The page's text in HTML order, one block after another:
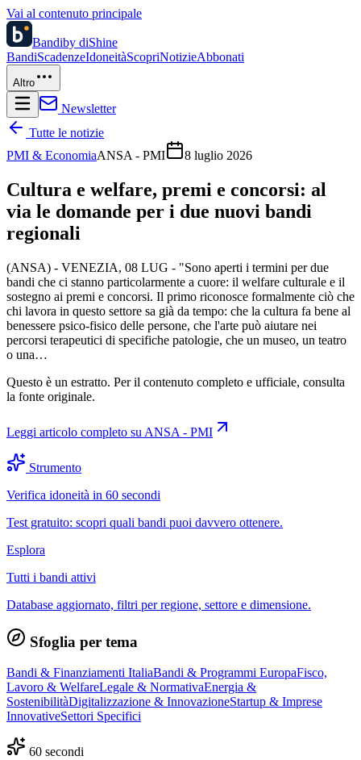
Vai al contenuto principale
Bandiby diShine
BandiScadenzeIdoneitàScopriNotizieAbbonati
Altro
Newsletter
Tutte le notizie
PMI & EconomiaANSA - PMI 8 luglio 2026
Cultura e welfare, premi e concorsi: al
via le domande per i due nuovi bandi
regionali
(ANSA) - VENEZIA, 08 LUG - "Sono aperti i termini per due
bandi che ci stanno particolarmente a cuore: il welfare culturale e il
sostegno ai premi e concorsi. Il primo riconosce formalmente ciò che
chi lavora in questo settore sa già da tempo: che la cultura fa bene al
benessere psico-fisico delle persone, che l'arte può aiutare nei
percorsi terapeutici di specifiche patologie, che un museo, un teatro
o una…
Questo è un estratto. Per il contenuto completo e ufficiale, consulta
la fonte originale.
Leggi articolo completo su ANSA - PMI
Strumento
Verifica idoneità in 60 secondi
Test gratuito: scopri quali bandi puoi davvero ottenere.
Esplora
Tutti i bandi attivi
Database aggiornato, filtri per regione, settore e dimensione.
Sfoglia per tema
Bandi & Finanziamenti ItaliaBandi & Programmi EuropaFisco,
Lavoro & WelfareLegale & NormativaEnergia &
SostenibilitàDigitalizzazione & InnovazioneStartup & Imprese
InnovativeSettori Specifici
60 secondi